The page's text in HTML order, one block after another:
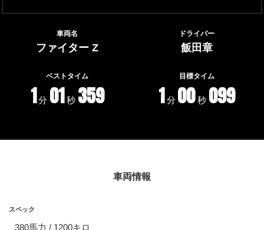
車両名
ファイター Z
ドライバー
飯田章
ベストタイム
1分 01秒 359
目標タイム
1分00秒 099
車両情報
スペック
380馬力 / 1200キロ